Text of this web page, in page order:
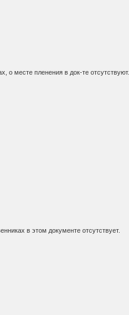
о месте пленения в док-те отсутствуют.
в этом документе отсутствует.